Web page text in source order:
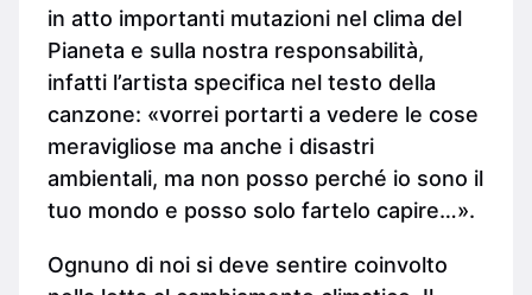
in atto importanti mutazioni nel clima del
Pianeta e sulla nostra responsabilità,
infatti l’artista specifica nel testo della
canzone: «vorrei portarti a vedere le cose
meravigliose ma anche i disastri
ambientali, ma non posso perché io sono il
tuo mondo e posso solo fartelo capire…».
Ognuno di noi si deve sentire coinvolto